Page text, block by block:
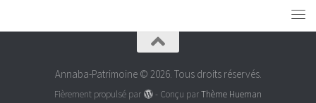
Annaba-Patrimoine © 2026. Tous droits réservés.
Fièrement propulsé par - Conçu parThème Hueman